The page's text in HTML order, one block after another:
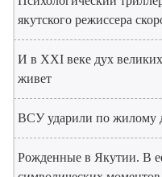
якутского режиссера
И в XXI веке дух
живет
ВСУ ударили по жилому
Рожденные в Якутии. В